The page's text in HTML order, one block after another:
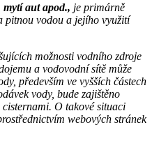
mytí aut apod., je primárně
pitnou vodou a jejího využití
možnosti vodního zdroje
a vodovodní sítě může
především ve vyšších částech
vody, bude zajištěno
O takové situaci
webových stránek